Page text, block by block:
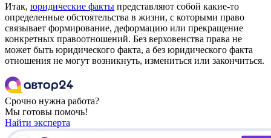
Итак, юридические факты представляют собой какие-то
определенные обстоятельства в жизни, с которыми право
связывает формирование, деформацию или прекращение
конкретных правоотношений. Без верховенства права не
может быть юридического факта, а без юридического факта
отношения не могут возникнуть, измениться или закончиться.
Срочно нужна работа?
Мы готовы помочь!
Найти эксперта